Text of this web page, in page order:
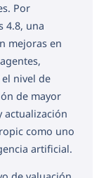
Por
4.8, una
mejoras en
nivel de
de mayor
actualización
como uno
artificial.